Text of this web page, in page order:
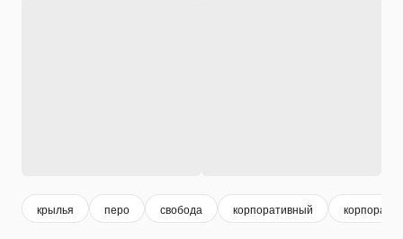
крылья перо свобода корпоративный